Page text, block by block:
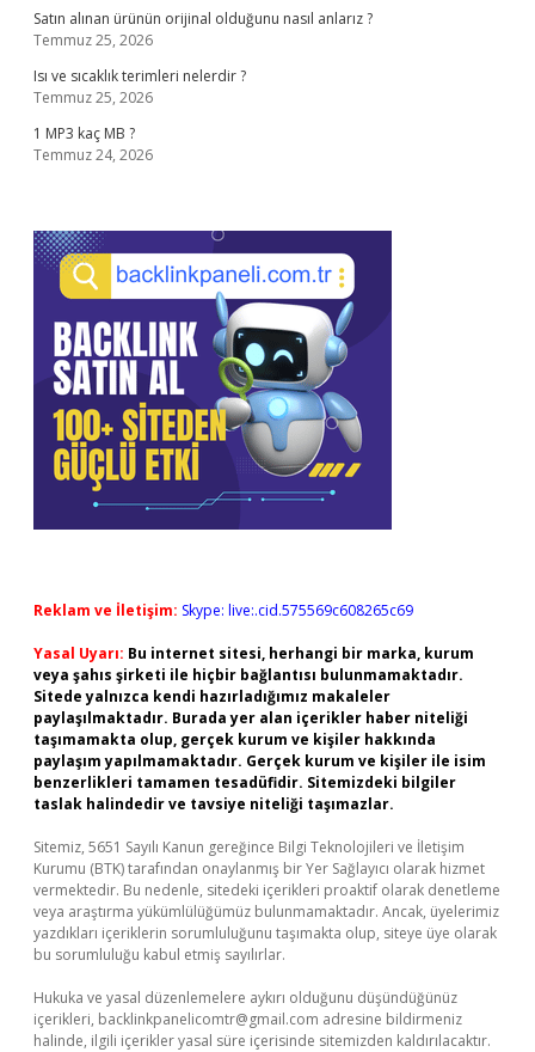
Satın alınan ürünün orijinal olduğunu nasıl anlarız ?
Temmuz 25, 2026
Isı ve sıcaklık terimleri nelerdir ?
Temmuz 25, 2026
1 MP3 kaç MB ?
Temmuz 24, 2026
Reklam ve İletişim: Skype: live:.cid.575569c608265c69
Yasal Uyarı: Bu internet sitesi, herhangi bir marka, kurum
veya şahıs şirketi ile hiçbir bağlantısı bulunmamaktadır.
Sitede yalnızca kendi hazırladığımız makaleler
paylaşılmaktadır. Burada yer alan içerikler haber niteliği
taşımamakta olup, gerçek kurum ve kişiler hakkında
paylaşım yapılmamaktadır. Gerçek kurum ve kişiler ile isim
benzerlikleri tamamen tesadüfidir. Sitemizdeki bilgiler
taslak halindedir ve tavsiye niteliği taşımazlar.
Sitemiz, 5651 Sayılı Kanun gereğince Bilgi Teknolojileri ve İletişim
Kurumu (BTK) tarafından onaylanmış bir Yer Sağlayıcı olarak hizmet
vermektedir. Bu nedenle, sitedeki içerikleri proaktif olarak denetleme
veya araştırma yükümlülüğümüz bulunmamaktadır. Ancak, üyelerimiz
yazdıkları içeriklerin sorumluluğunu taşımakta olup, siteye üye olarak
bu sorumluluğu kabul etmiş sayılırlar.
Hukuka ve yasal düzenlemelere aykırı olduğunu düşündüğünüz
içerikleri, backlinkpanelicomtr@gmail.com adresine bildirmeniz
halinde, ilgili içerikler yasal süre içerisinde sitemizden kaldırılacaktır.